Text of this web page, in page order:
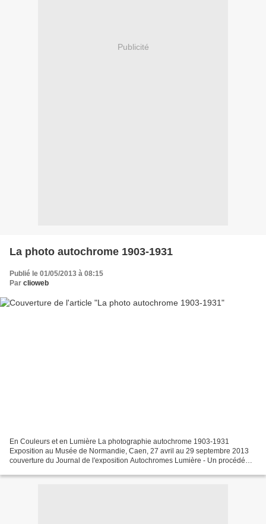
Publicité
La photo autochrome 1903-1931
Publié le 01/05/2013 à 08:15
Par clioweb
En Couleurs et en Lumière La photographie autochrome 1903-1931
Exposition au Musée de Normandie, Caen, 27 avril au 29 septembre 2013
couverture du Journal de l'exposition Autochromes Lumière - Un procédé